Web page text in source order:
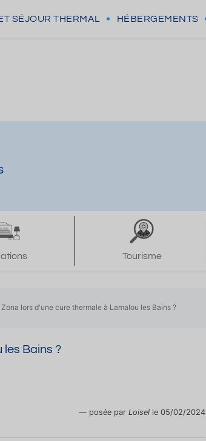
SÉJOUR THERMAL HÉBERGEMENTS
Tourisme
lors d'une cure thermale à Lamalou les Bains ?
les Bains ?
posée par Loisel le 05/02/2024